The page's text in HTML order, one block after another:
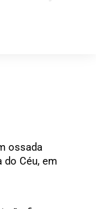
ossada
do Céu, em